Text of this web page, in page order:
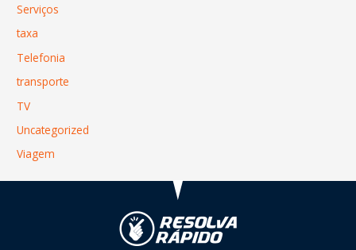
Serviços
taxa
Telefonia
transporte
TV
Uncategorized
Viagem